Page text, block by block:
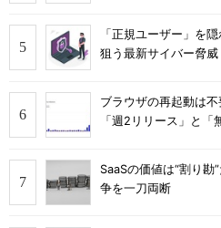
「正規ユーザー」を
狙う最新サイバー脅威
ブラウザの再起動は
「週2リリース」と「
SaaSの価値は“割り
争を一刀両断